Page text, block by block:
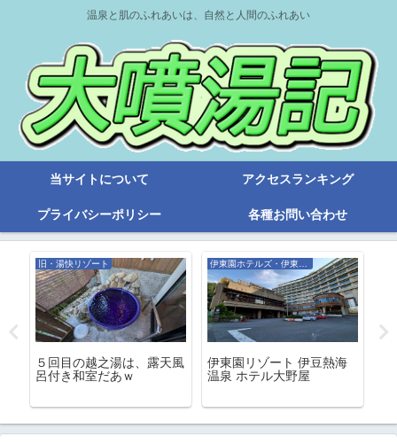
温泉と肌のふれあいは、自然と人間のふれあい
当サイトについて アクセスランキング
プライバシーポリシー 各種お問い合わせ
旧・湯快リゾート
５回目の越之湯は、露天風
呂付き和室だあｗ
伊東園リゾート 伊豆熱海
温泉 ホテル大野屋